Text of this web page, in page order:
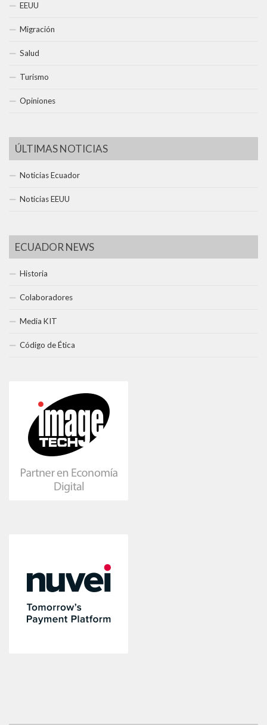
EEUU
Migración
Salud
Turismo
Opiniones
ÚLTIMAS NOTICIAS
Noticias Ecuador
Noticias EEUU
ECUADOR NEWS
Historia
Colaboradores
Media KIT
Código de Ética